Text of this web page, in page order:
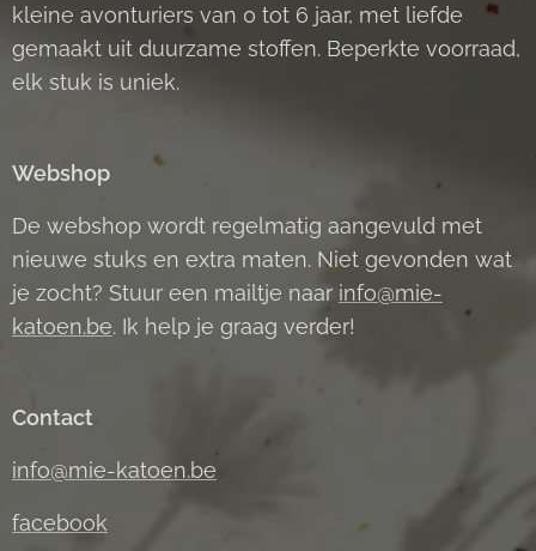
kleine avonturiers van 0 tot 6 jaar, met liefde
gemaakt uit duurzame stoffen. Beperkte voorraad,
elk stuk is uniek.
Webshop
De webshop wordt regelmatig aangevuld met
nieuwe stuks en extra maten. Niet gevonden wat
je zocht? Stuur een mailtje naar info@mie-
katoen.be. Ik help je graag verder!
Contact
info@mie-katoen.be
facebook